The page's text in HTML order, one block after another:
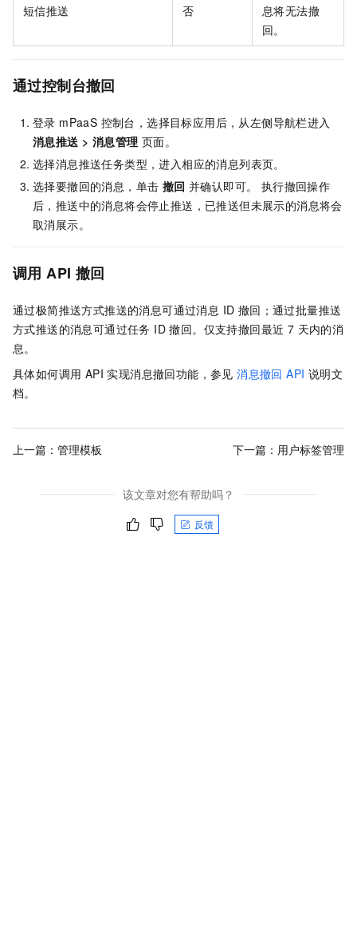
短信推送 否
息将无法撤
回。
通过控制台撤回
登录 mPaaS 控制台，选择目标应用后，从左侧导航栏进入
消息推送 > 消息管理 页面。
选择消息推送任务类型，进入相应的消息列表页。
选择要撤回的消息，单击 撤回 并确认即可。 执行撤回操作
后，推送中的消息将会停止推送，已推送但未展示的消息将会
取消展示。
调用 API 撤回
通过极简推送方式推送的消息可通过消息 ID 撤回；通过批量推送
方式推送的消息可通过任务 ID 撤回。仅支持撤回最近 7 天内的消
息。
具体如何调用 API 实现消息撤回功能，参见消息撤回 API 说明文
档。
上一篇： 管理模板 下一篇： 用户标签管理
该文章对您有帮助吗？
反馈